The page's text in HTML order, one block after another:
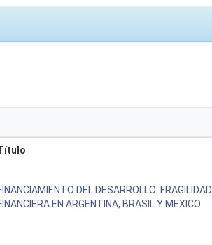
DEL DESARROLLO: FRAGILIDAD
EN ARGENTINA, BRASIL Y MEXICO